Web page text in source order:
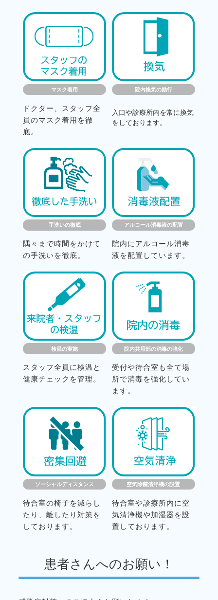
マスク着用
ドクター、スタッフ全
員のマスク着用を徹
底。
院内換気の励行
入口や診療所内を常に換気
をしております。
手洗いの徹底
隅々まで時間をかけて
の手洗いを徹底。
アルコール消毒液の配置
院内にアルコール消毒
液を配置しています。
検温の実施
スタッフ全員に検温と
健康チェックを管理。
院内共用部の消毒の強化
受付や待合室も全て場
所で消毒を強化してい
ます。
ソーシャルディスタンス
待合室の椅子を減らし
たり、離したり対策を
しております。
空気除菌清浄機の設置
待合室や診療所内に空
気清浄機や加湿器を設
置しております。
患者さんへのお願い！